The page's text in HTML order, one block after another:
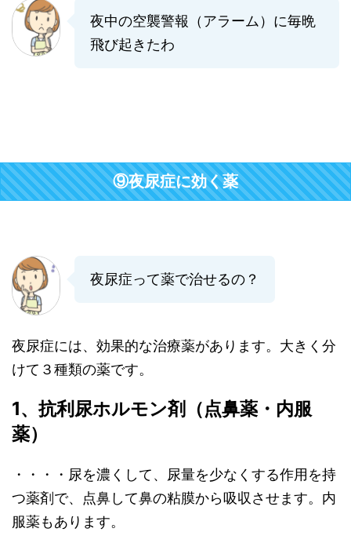
夜中の空襲警報（アラーム）に毎晩
飛び起きたわ
⑨夜尿症に効く薬
夜尿症って薬で治せるの？
夜尿症には、効果的な治療薬があります。大きく分
けて３種類の薬です。
1、抗利尿ホルモン剤（点鼻薬・内服
薬）
・・・・尿を濃くして、尿量を少なくする作用を持
つ薬剤で、点鼻して鼻の粘膜から吸収させます。内
服薬もあります。